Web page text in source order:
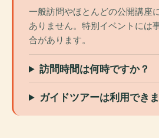
一般訪問やほとんどの公開講座
ありません。特別イベントには
合があります。
訪問時間は何時ですか？
ガイドツアーは利用でき